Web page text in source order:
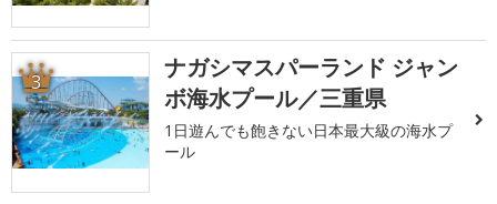
3
ナガシマスパーランド ジャン
ボ海水プール／三重県
1日遊んでも飽きない日本最大級の海水プ
ール